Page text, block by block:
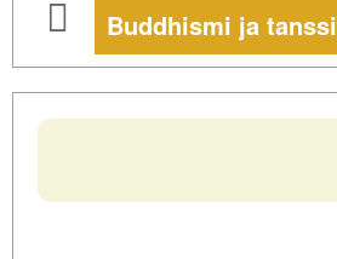
Buddhismi ja tanssi